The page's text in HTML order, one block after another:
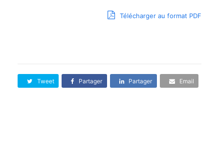
Télécharger au format PDF
Tweet Partager Partager Email